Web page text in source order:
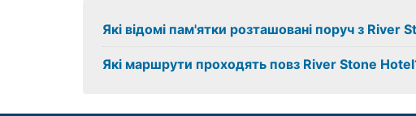
Які відомі пам'ятки розташовані поруч з River
Які маршрути проходять повз River Stone